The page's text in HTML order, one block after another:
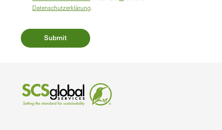
Datenschutzerklärung